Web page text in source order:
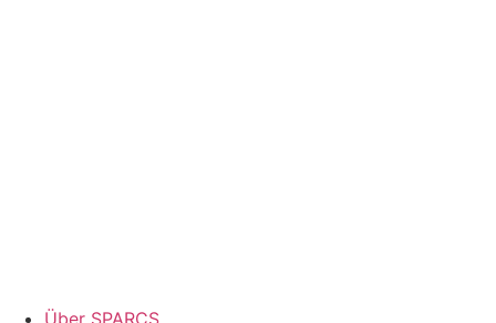
Über SPARCS